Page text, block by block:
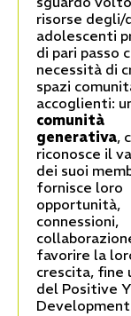
risorse degli/
adolescenti
di pari passo
necessità di
spazi
accoglienti:
comunità
generativa,
riconosce il
dei suoi
fornisce loro
opportunità,
connessioni,
favorire la
crescita, fine
del Positive